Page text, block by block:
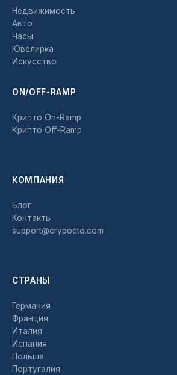
Недвижимость
Авто
Часы
Ювелирка
Искусство
ON/OFF-RAMP
Крипто On-Ramp
Крипто Off-Ramp
КОМПАНИЯ
Блог
Контакты
support@crypocto.com
СТРАНЫ
Германия
Франция
Италия
Испания
Польша
Португалия